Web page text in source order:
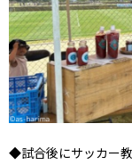
◆試合後にサッカー教